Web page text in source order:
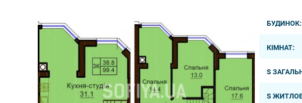
БУДИНОК:
КІМНАТ:
S
S